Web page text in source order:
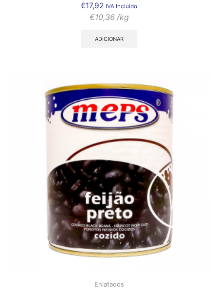
€17,92 IVA Incluído
€10,36 /kg
ADICIONAR
Enlatados